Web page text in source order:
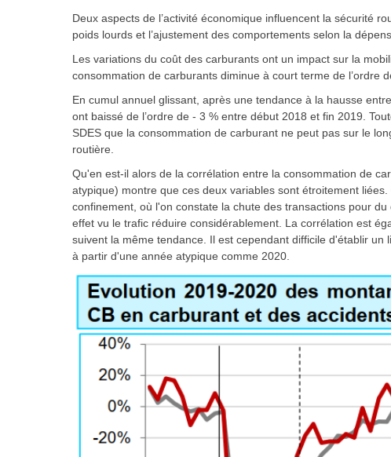
Deux aspects de l’activité économique influencent la sécurité
poids lourds et l’ajustement des comportements selon la
Les variations du coût des carburants ont un impact sur la
consommation de carburants diminue à court terme de l’ordre
En cumul annuel glissant, après une tendance à la hausse
ont baissé de l’ordre de - 3 % entre début 2018 et fin 2019.
SDES que la consommation de carburant ne peut pas sur le
routière.
Qu'en est-il alors de la corrélation entre la consommation de
atypique) montre que ces deux variables sont étroitement
confinement, où l'on constate la chute des transactions pour
effet vu le trafic réduire considérablement. La corrélation est
suivent la même tendance. Il est cependant difficile d'établir
à partir d'une année atypique comme 2020.